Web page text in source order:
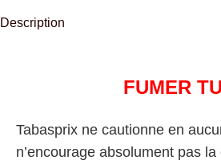
Description
FUMER
Tabasprix ne cautionne en
n’encourage absolument pas